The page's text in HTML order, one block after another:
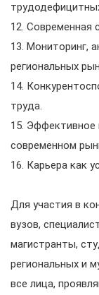
12. Современная
13. Мониторинг,
региональных
14.
труда.
15. Эффективное
современном
16. Карьера как
Для участия в
вузов,
магистранты,
региональных и
все лица,